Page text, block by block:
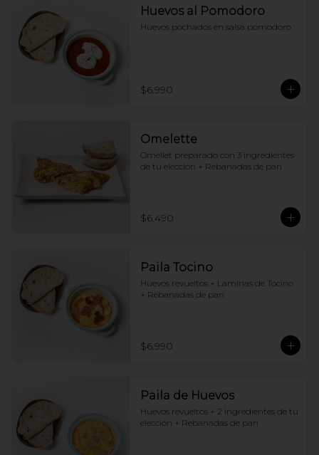
Huevos al Pomodoro
Huevos pochados en salsa pomodoro
$6.990
Omelette
Omellet preparado con 3 ingredientes
de tu elección + Rebanadas de pan
$6.490
Paila Tocino
Huevos revueltos + Laminas de Tocino
+ Rebanadas de pan
$6.990
Paila de Huevos
Huevos revueltos + 2 ingredientes de tu
elección + Rebanadas de pan